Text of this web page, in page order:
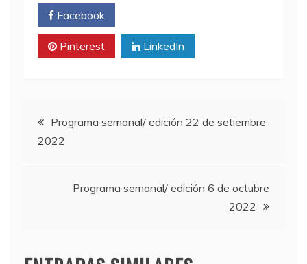
Facebook
Pinterest LinkedIn
Navegación
de
entradas
Programa semanal/ edición 22 de setiembre
2022
Programa semanal/ edición 6 de octubre
2022